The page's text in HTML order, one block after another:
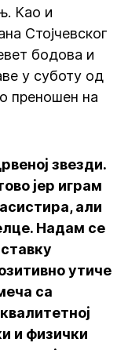
Као и
Стојчевског
бодова и
у суботу од
преношен на
звезди.
јер играм
али
Надам се
утиче
са
и физички